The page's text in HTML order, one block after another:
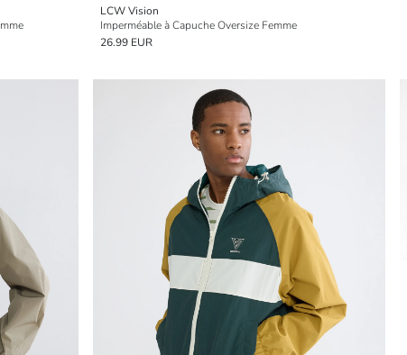
LCW Vision
Imperméable à Capuche Oversize Femme
26.99 EUR